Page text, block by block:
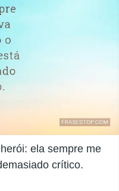
ela sempre me
crítico.